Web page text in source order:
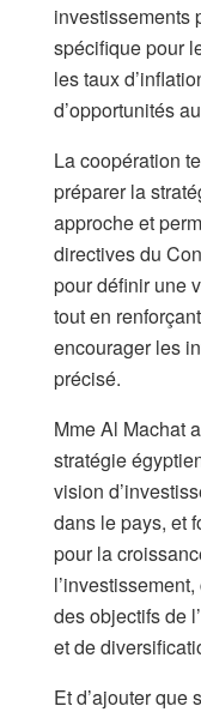
investissements
spécifique pour
les taux
d’opportunités
La coopération
préparer la
approche et
directives du
pour définir une
tout en
encourager les
précisé.
Mme Al Machat
stratégie
vision
dans le pays, et
pour la
des objectifs de
et de
Et d’ajouter que